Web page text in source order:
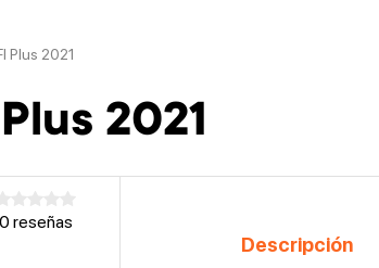
Plus 2021
2021
0 reseñas
Descripción